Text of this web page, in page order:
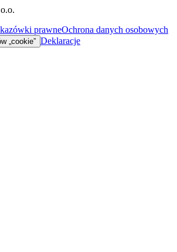
prawneOchrona danych osobowych
„cookie” Deklaracje